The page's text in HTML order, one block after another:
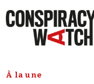
À la une